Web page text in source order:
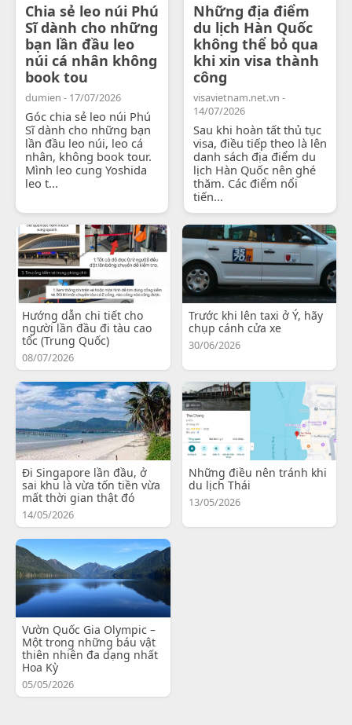
Chia sẻ leo núi Phú
Sĩ dành cho những
bạn lần đầu leo
núi cá nhân không
book tou
dumien - 17/07/2026
Góc chia sẻ leo núi Phú
Sĩ dành cho những bạn
lần đầu leo núi, leo cá
nhân, không book tour.
Mình leo cung Yoshida
leo t...
Những địa điểm
du lịch Hàn Quốc
không thể bỏ qua
khi xin visa thành
công
visavietnam.net.vn -
14/07/2026
Sau khi hoàn tất thủ tục
visa, điều tiếp theo là lên
danh sách địa điểm du
lịch Hàn Quốc nên ghé
thăm. Các điểm nổi
tiến...
Hướng dẫn chi tiết cho
người lần đầu đi tàu cao
tốc (Trung Quốc)
08/07/2026
Trước khi lên taxi ở Ý, hãy
chụp cánh cửa xe
30/06/2026
Đi Singapore lần đầu, ở
sai khu là vừa tốn tiền vừa
mất thời gian thật đó
14/05/2026
Những điều nên tránh khi
du lịch Thái
13/05/2026
Vườn Quốc Gia Olympic –
Một trong những báu vật
thiên nhiên đa dạng nhất
Hoa Kỳ
05/05/2026